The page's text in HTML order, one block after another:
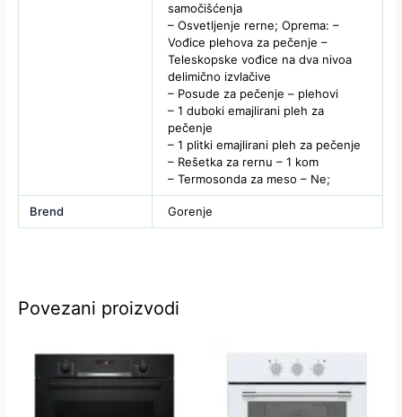
samočišćenja
– Osvetljenje rerne; Oprema: –
Vođice plehova za pečenje –
Teleskopske vođice na dva nivoa
delimično izvlačive
– Posude za pečenje – plehovi
– 1 duboki emajlirani pleh za
pečenje
– 1 plitki emajlirani pleh za pečenje
– Rešetka za rernu – 1 kom
– Termosonda za meso – Ne;
Brend Gorenje
Povezani proizvodi